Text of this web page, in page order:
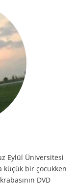
Eylül Üniversitesi
küçük bir çocukken
DVD